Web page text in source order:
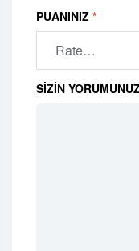
PUANINIZ *
SIZIN YORUMUNUZ